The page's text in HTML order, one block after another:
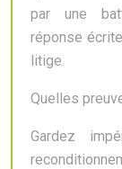
par une
réponse
litige.
Quelles
Gardez